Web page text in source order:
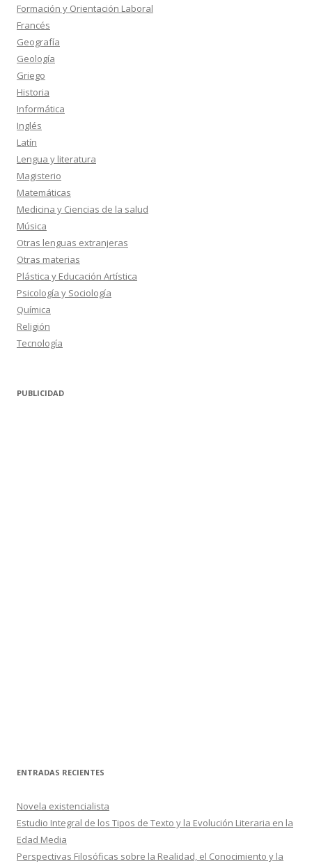
Formación y Orientación Laboral
Francés
Geografía
Geología
Griego
Historia
Informática
Inglés
Latín
Lengua y literatura
Magisterio
Matemáticas
Medicina y Ciencias de la salud
Música
Otras lenguas extranjeras
Otras materias
Plástica y Educación Artística
Psicología y Sociología
Química
Religión
Tecnología
PUBLICIDAD
ENTRADAS RECIENTES
Novela existencialista
Estudio Integral de los Tipos de Texto y la Evolución Literaria en la
Edad Media
Perspectivas Filosóficas sobre la Realidad, el Conocimiento y la